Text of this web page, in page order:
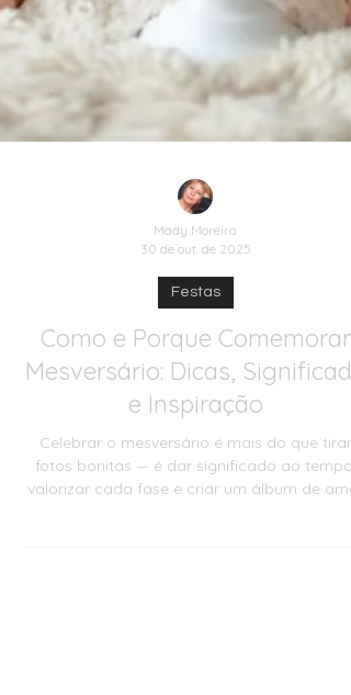
Mady Moreira
30 de out. de 2025
Festas
Como e Porque Comemorar
Mesversário: Dicas, Significado